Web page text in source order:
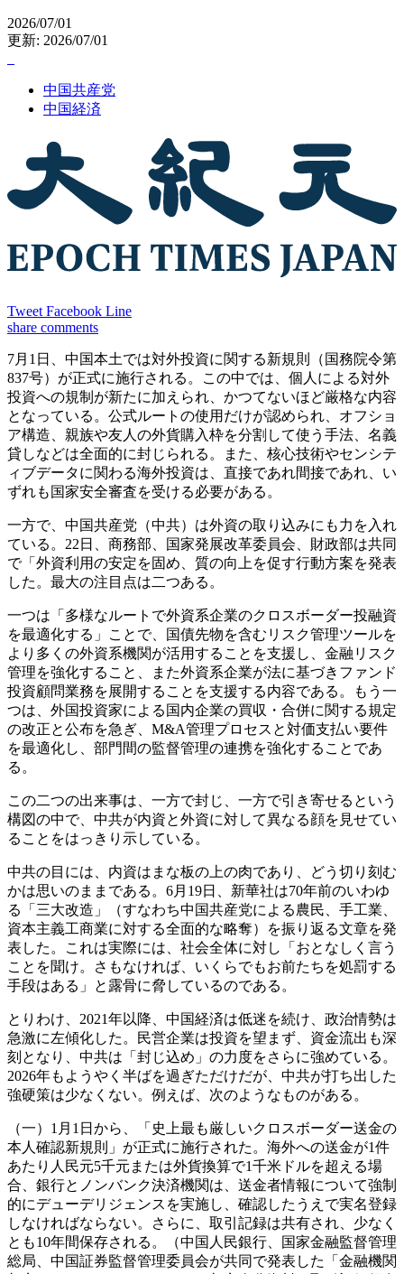
2026/07/01
更新: 2026/07/01
中国共産党
中国経済
Tweet Facebook Line
share comments
7月1日、中国本土では対外投資に関する新規則（国務院令第
837号）が正式に施行される。この中では、個人による対外
投資への規制が新たに加えられ、かつてないほど厳格な内容
となっている。公式ルートの使用だけが認められ、オフショ
ア構造、親族や友人の外貨購入枠を分割して使う手法、名義
貸しなどは全面的に封じられる。また、核心技術やセンシテ
ィブデータに関わる海外投資は、直接であれ間接であれ、い
ずれも国家安全審査を受ける必要がある。
一方で、中国共産党（中共）は外資の取り込みにも力を入れ
ている。22日、商務部、国家発展改革委員会、財政部は共同
で「外資利用の安定を固め、質の向上を促す行動方案を発表
した。最大の注目点は二つある。
一つは「多様なルートで外資系企業のクロスボーダー投融資
を最適化する」ことで、国債先物を含むリスク管理ツールを
より多くの外資系機関が活用することを支援し、金融リスク
管理を強化すること、また外資系企業が法に基づきファンド
投資顧問業務を展開することを支援する内容である。もう一
つは、外国投資家による国内企業の買収・合併に関する規定
の改正と公布を急ぎ、M&A管理プロセスと対価支払い要件
を最適化し、部門間の監督管理の連携を強化することであ
る。
この二つの出来事は、一方で封じ、一方で引き寄せるという
構図の中で、中共が内資と外資に対して異なる顔を見せてい
ることをはっきり示している。
中共の目には、内資はまな板の上の肉であり、どう切り刻む
かは思いのままである。6月19日、新華社は70年前のいわゆ
る「三大改造」（すなわち中国共産党による農民、手工業、
資本主義工商業に対する全面的な略奪）を振り返る文章を発
表した。これは実際には、社会全体に対し「おとなしく言う
ことを聞け。さもなければ、いくらでもお前たちを処罰する
手段はある」と露骨に脅しているのである。
とりわけ、2021年以降、中国経済は低迷を続け、政治情勢は
急激に左傾化した。民営企業は投資を望まず、資金流出も深
刻となり、中共は「封じ込め」の力度をさらに強めている。
2026年もようやく半ばを過ぎただけだが、中共が打ち出した
強硬策は少なくない。例えば、次のようなものがある。
（一）1月1日から、「史上最も厳しいクロスボーダー送金の
本人確認新規則」が正式に施行された。海外への送金が1件
あたり人民元5千元または外貨換算で1千米ドルを超える場
合、銀行とノンバンク決済機関は、送金者情報について強制
的にデューデリジェンスを実施し、確認したうえで実名登録
しなければならない。さらに、取引記録は共有され、少なく
とも10年間保存される。（中国人民銀行、国家金融監督管理
総局、中国証券監督管理委員会が共同で発表した「金融機関